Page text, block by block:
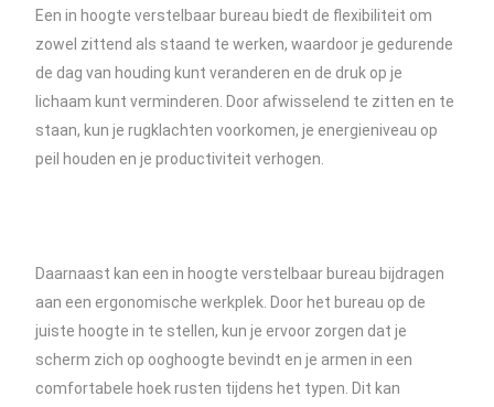
Een in hoogte verstelbaar bureau biedt de flexibiliteit om
zowel zittend als staand te werken, waardoor je gedurende
de dag van houding kunt veranderen en de druk op je
lichaam kunt verminderen. Door afwisselend te zitten en te
staan, kun je rugklachten voorkomen, je energieniveau op
peil houden en je productiviteit verhogen.
Daarnaast kan een in hoogte verstelbaar bureau bijdragen
aan een ergonomische werkplek. Door het bureau op de
juiste hoogte in te stellen, kun je ervoor zorgen dat je
scherm zich op ooghoogte bevindt en je armen in een
comfortabele hoek rusten tijdens het typen. Dit kan